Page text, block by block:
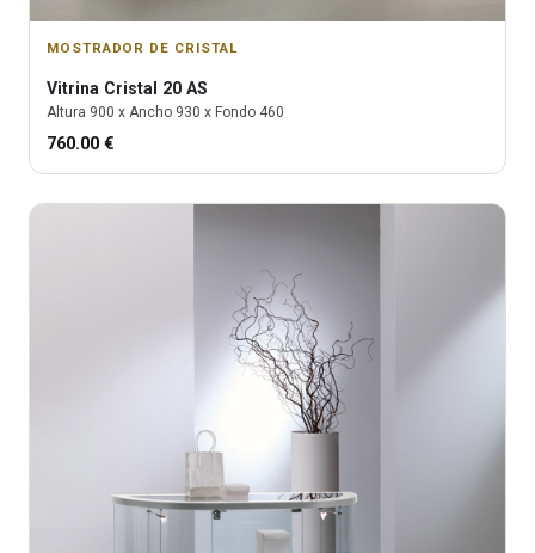
MOSTRADOR DE CRISTAL
Vitrina Cristal 20 AS
Altura 900 x Ancho 930 x Fondo 460
760.00 €